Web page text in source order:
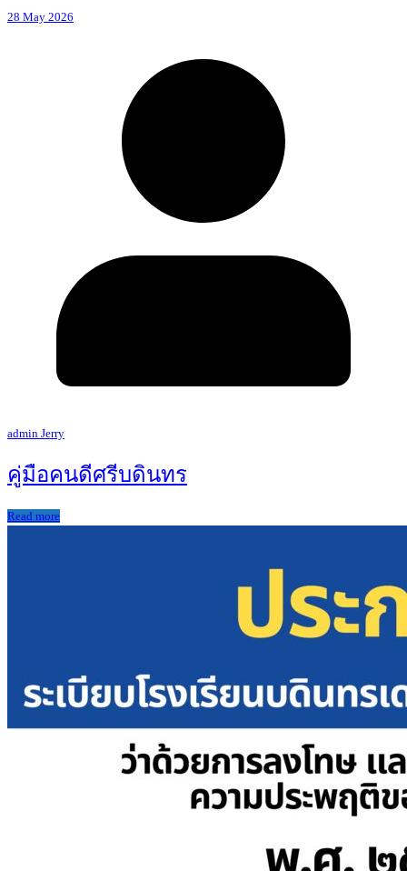
28 May 2026
admin Jerry
คู่มือคนดีศรีบดินทร
Read more